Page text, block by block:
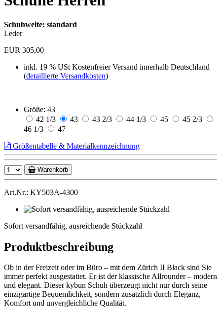
Schuhweite: standard
Leder
EUR 305,00
inkl. 19 % USt Kostenfreier Versand innerhalb Deutschland
(detaillierte Versandkosten)
Größe: 43
42 1/3
43 43 2/3 44 1/3 45
45 2/3
46 1/3
47
Größentabelle & Materialkennzeichnung
Warenkorb
Art.Nr.: KY503A-4300
Sofort versandfähig, ausreichende Stückzahl
Produktbeschreibung
Ob in der Freizeit oder im Büro – mit dem Zürich II Black sind Sie
immer perfekt ausgestattet. Er ist der klassische Allrounder – modern
und elegant. Dieser kybun Schuh überzeugt nicht nur durch seine
einzigartige Bequemlichkeit, sondern zusätzlich durch Eleganz,
Komfort und unvergleichliche Qualität.